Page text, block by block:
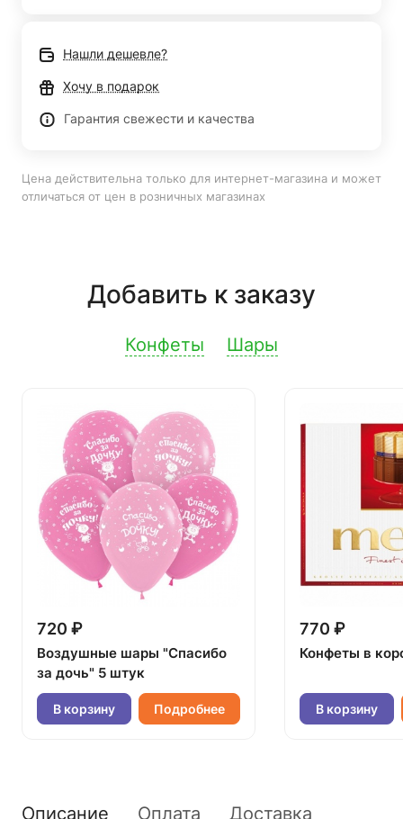
Нашли дешевле?
Хочу в подарок
Гарантия свежести и качества
Цена действительна только для интернет-магазина и может
отличаться от цен в розничных магазинах
Добавить к заказу
Конфеты Шары
720 ₽
Воздушные шары "Спасибо
за дочь" 5 штук
В корзину Подробнее
770 ₽
Конфеты в
В корзину
Описание Оплата Доставка